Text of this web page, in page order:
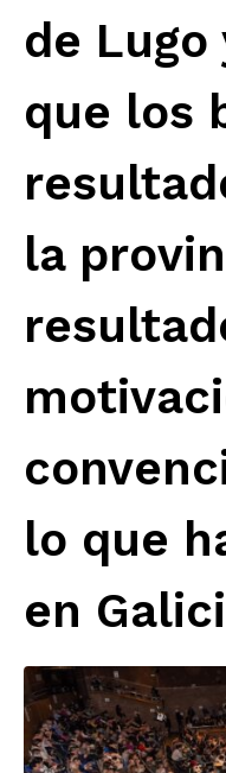
de
que los
la
lo que
en